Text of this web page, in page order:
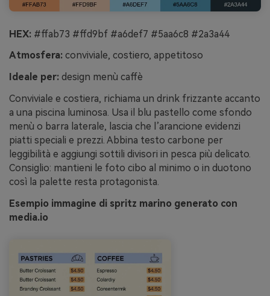
HEX: #ffab73 #ffd9bf #a6def7 #5aa6c8 #2a3a44
Atmosfera: conviviale, costiero, appetitoso
Ideale per: design menù caffè
Conviviale e costiera, richiama un drink frizzante accanto
a una piscina luminosa. Usa il blu pastello come sfondo
menù o barra laterale, lascia che l’arancione evidenzi
piatti speciali e prezzi. Abbina testo carbone per
leggibilità e aggiungi sottili divisori in pesca più delicato.
Consiglio: mantieni le foto cibo al minimo o in duotono
così la palette resta protagonista.
Esempio immagine di spritz marino generato con
media.io